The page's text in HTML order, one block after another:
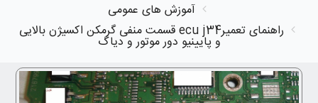
آموزش های عمومی
راهنمای تعمیرecu j34 قسمت منفی گرمکن اکسیژن بالایی
و پایینیو دور موتور و دیاگ